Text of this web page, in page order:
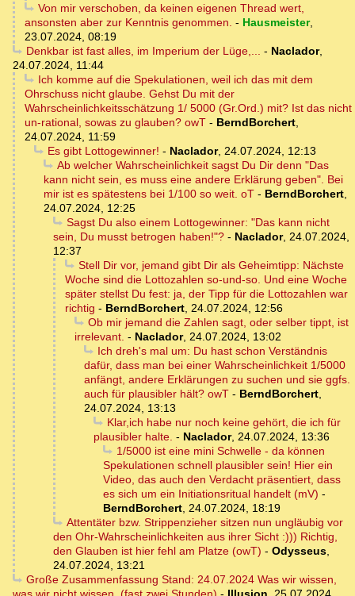
Von mir verschoben, da keinen eigenen Thread wert,
ansonsten aber zur Kenntnis genommen. - Hausmeister,
23.07.2024, 08:19
Denkbar ist fast alles, im Imperium der Lüge,... - Naclador,
24.07.2024, 11:44
Ich komme auf die Spekulationen, weil ich das mit dem
Ohrschuss nicht glaube. Gehst Du mit der
Wahrscheinlichkeitsschätzung 1/ 5000 (Gr.Ord.) mit? Ist das nicht
un-rational, sowas zu glauben? owT - BerndBorchert,
24.07.2024, 11:59
Es gibt Lottogewinner! - Naclador, 24.07.2024, 12:13
Ab welcher Wahrscheinlichkeit sagst Du Dir denn "Das
kann nicht sein, es muss eine andere Erklärung geben". Bei
mir ist es spätestens bei 1/100 so weit. oT - BerndBorchert,
24.07.2024, 12:25
Sagst Du also einem Lottogewinner: "Das kann nicht
sein, Du musst betrogen haben!"? - Naclador, 24.07.2024,
12:37
Stell Dir vor, jemand gibt Dir als Geheimtipp: Nächste
Woche sind die Lottozahlen so-und-so. Und eine Woche
später stellst Du fest: ja, der Tipp für die Lottozahlen war
richtig - BerndBorchert, 24.07.2024, 12:56
Ob mir jemand die Zahlen sagt, oder selber tippt, ist
irrelevant. - Naclador, 24.07.2024, 13:02
Ich dreh's mal um: Du hast schon Verständnis
dafür, dass man bei einer Wahrscheinlichkeit 1/5000
anfängt, andere Erklärungen zu suchen und sie ggfs.
auch für plausibler hält? owT - BerndBorchert,
24.07.2024, 13:13
Klar,ich habe nur noch keine gehört, die ich für
plausibler halte. - Naclador, 24.07.2024, 13:36
1/5000 ist eine mini Schwelle - da können
Spekulationen schnell plausibler sein! Hier ein
Video, das auch den Verdacht präsentiert, dass
es sich um ein Initiationsritual handelt (mV) -
BerndBorchert, 24.07.2024, 18:19
Attentäter bzw. Strippenzieher sitzen nun ungläubig vor
den Ohr-Wahrscheinlichkeiten aus ihrer Sicht :))) Richtig,
den Glauben ist hier fehl am Platze (owT) - Odysseus,
24.07.2024, 13:21
Große Zusammenfassung Stand: 24.07.2024 Was wir wissen,